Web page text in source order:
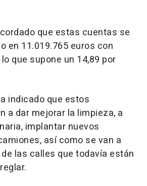
que estas cuentas se
en 11.019.765 euros con
que supone un 14,89 por
indicado que estos
a dar mejorar la limpieza, a
implantar nuevos
así como se van a
las calles que todavía están